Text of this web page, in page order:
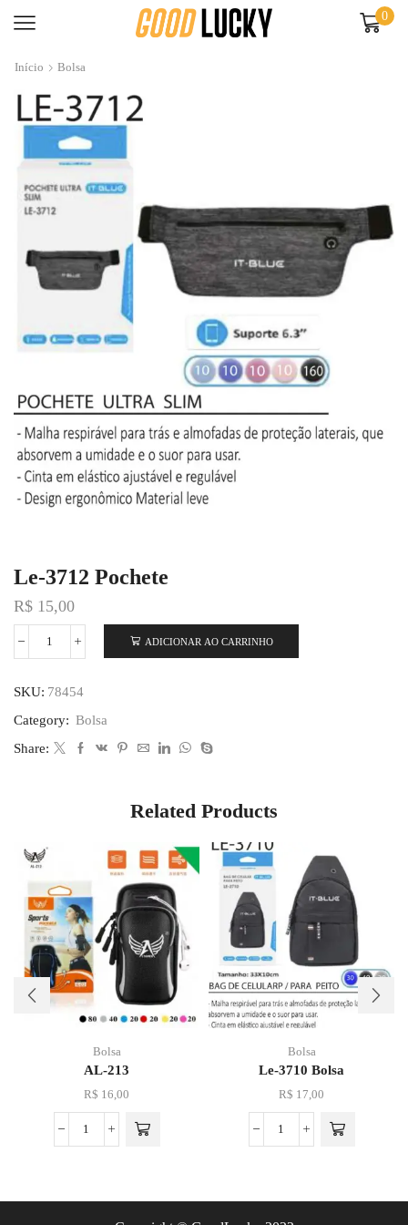
0
Início Bolsa
Le-3712 Pochete
R$ 15,00
ADICIONAR AO CARRINHO
SKU: 78454
Category: Bolsa
Share:
Related Products
Bolsa
AL-213
R$ 16,00
Bolsa
Le-3710 Bolsa
R$ 17,00